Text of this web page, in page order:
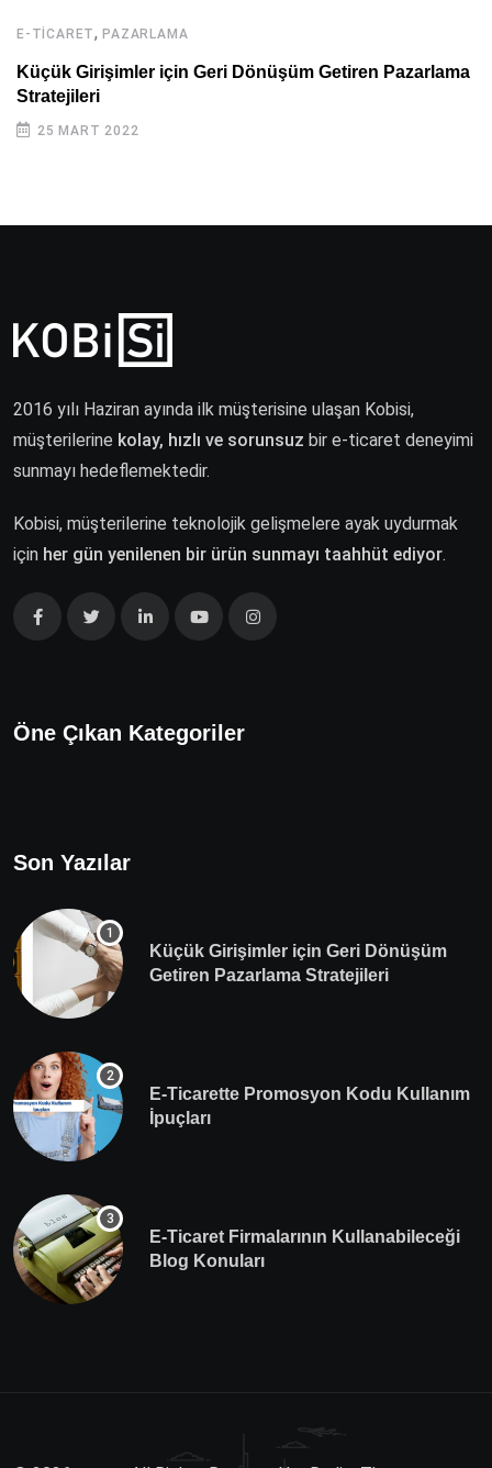
E-TICARET,PAZARLAMA
Küçük Girişimler için Geri Dönüşüm Getiren Pazarlama
Stratejileri
25 MART 2022
2016 yılı Haziran ayında ilk müşterisine ulaşan Kobisi,
müşterilerine kolay, hızlı ve sorunsuz bir e-ticaret deneyimi
sunmayı hedeflemektedir.
Kobisi, müşterilerine teknolojik gelişmelere ayak uydurmak
için her gün yenilenen bir ürün sunmayı taahhüt ediyor.
Öne Çıkan Kategoriler
Son Yazılar
Küçük Girişimler için Geri Dönüşüm
Getiren Pazarlama Stratejileri
E-Ticarette Promosyon Kodu Kullanım
İpuçları
E-Ticaret Firmalarının Kullanabileceği
Blog Konuları